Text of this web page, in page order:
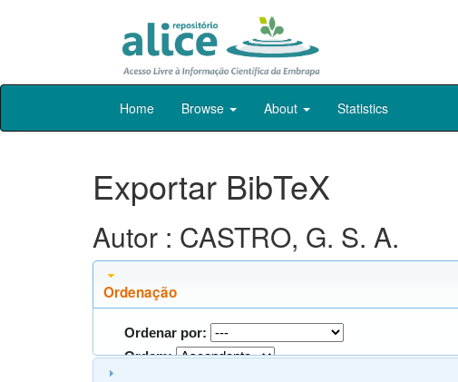
Skip
Home Browse About Statistics
Exportar BibTeX
Autor : CASTRO, G. S. A.
Ordenação
Ordenar por:
Ordem: